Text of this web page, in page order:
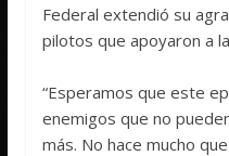
Federal extendió su
pilotos que apoyaron a la
“Esperamos que este
enemigos que no
más. No hace mucho